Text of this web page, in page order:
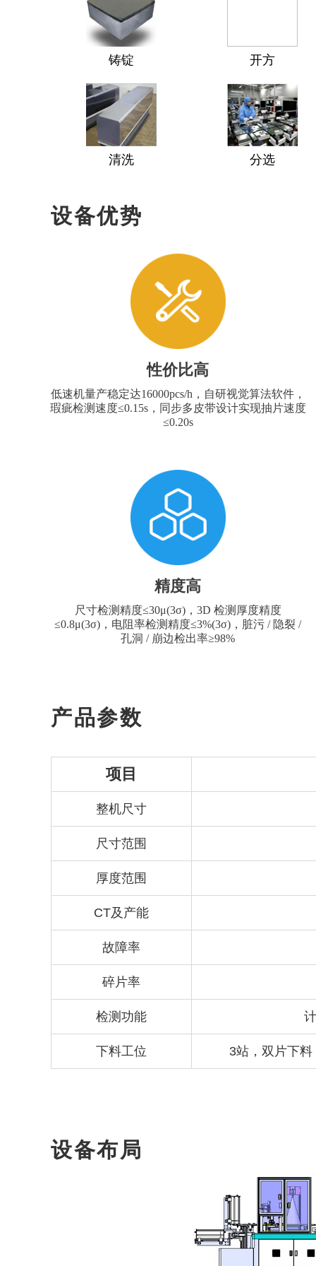
铸锭 开方
清洗 分选
设备优势
性价比高
低速机量产稳定达16000pcs/h，自研视觉算法软件，
瑕疵检测速度≤0.15s，同步多皮带设计实现抽片速度
≤0.20s
精度高
尺寸检测精度≤30μ(3σ)，3D 检测厚度精度
≤0.8μ(3σ)，电阻率检测精度≤3%(3σ)，脏污 / 隐裂 /
孔洞 / 崩边检出率≥98%
产品参数
项目
整机尺寸
尺寸范围
厚度范围
CT及产能
故障率
碎片率
检测功能
下料工位 3站，双片下
设备布局